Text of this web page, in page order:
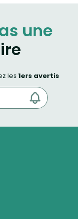
une
les 1ers avertis